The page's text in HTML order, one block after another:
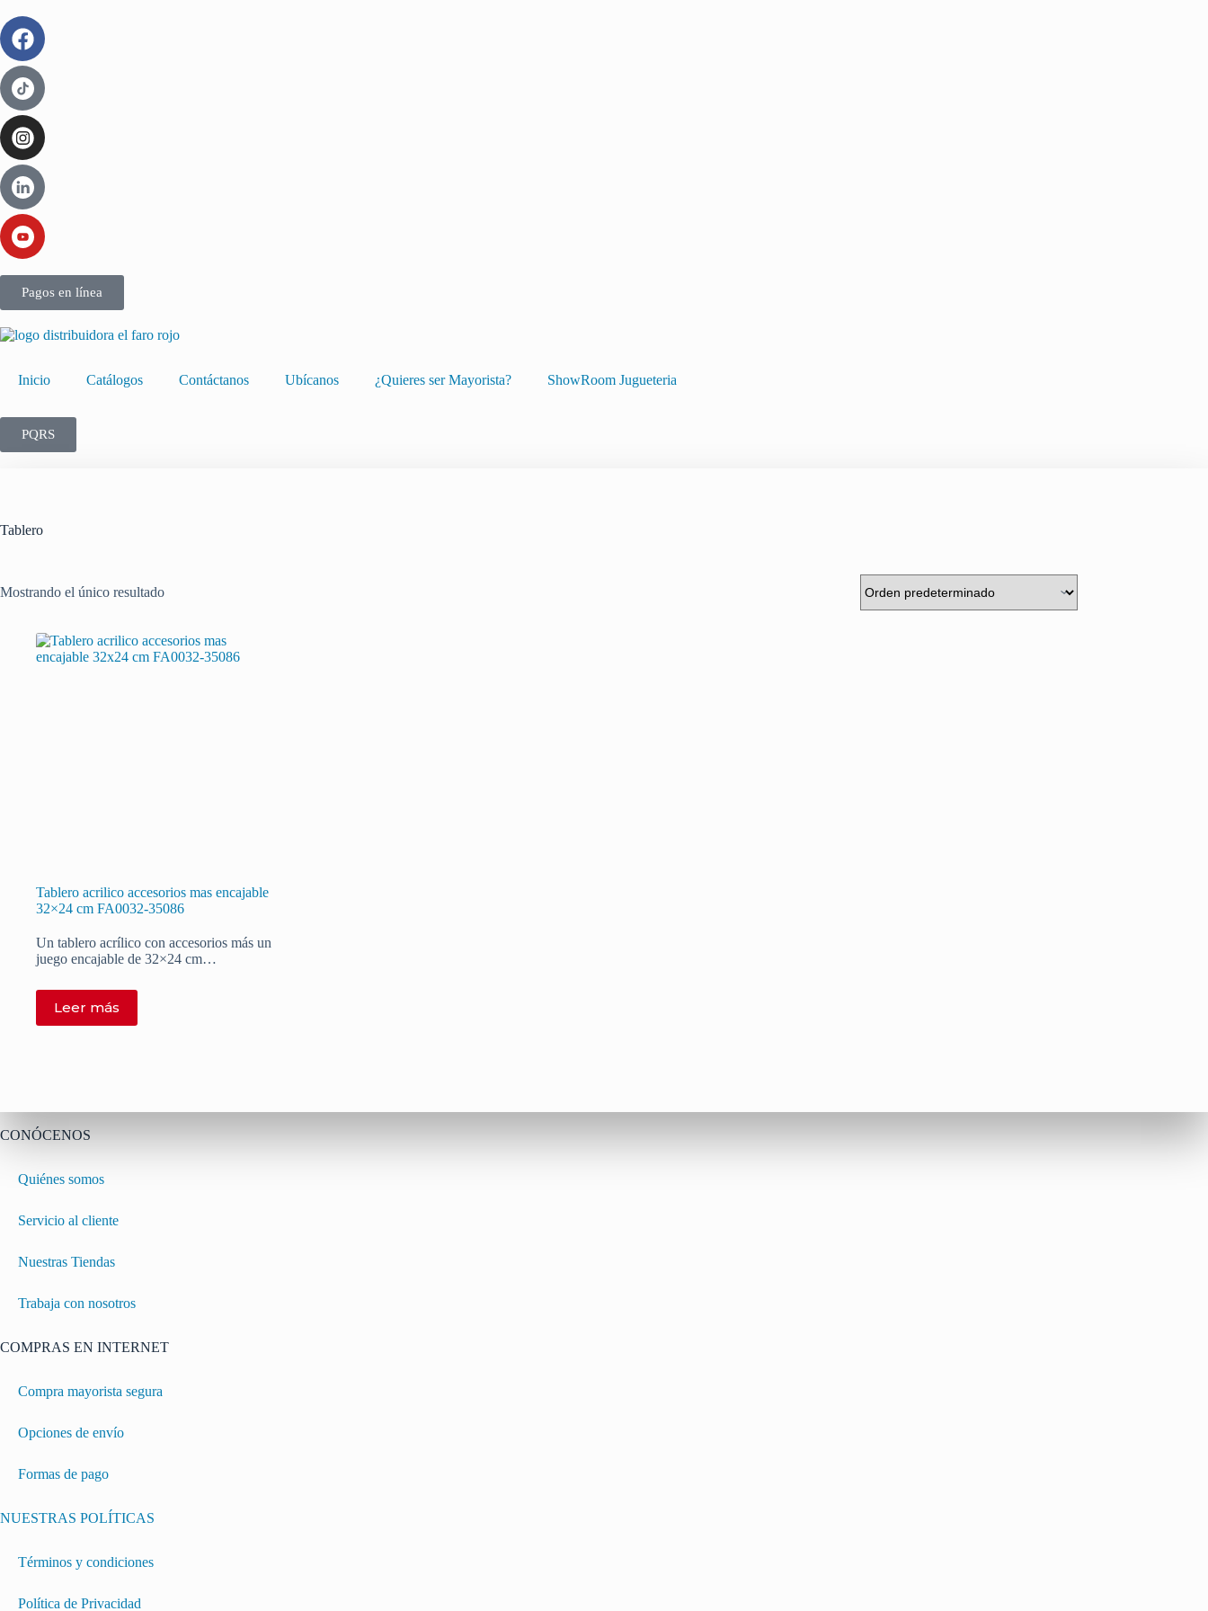
Pagos en línea
Inicio Catálogos Contáctanos Ubícanos ¿Quieres ser Mayorista? ShowRoom Jugueteria
PQRS
Tablero
Mostrando el único resultado
Tablero acrilico accesorios mas encajable
32×24 cm FA0032-35086
Un tablero acrílico con accesorios más un
juego encajable de 32×24 cm…
Leer más
CONÓCENOS
Quiénes somos
Servicio al cliente
Nuestras Tiendas
Trabaja con nosotros
COMPRAS EN INTERNET
Compra mayorista segura
Opciones de envío
Formas de pago
NUESTRAS POLÍTICAS
Términos y condiciones
Política de Privacidad